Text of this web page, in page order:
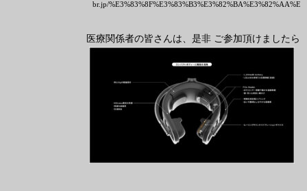
br.jp/
医療関係者の皆さんは、是非 ご参加頂けましたら